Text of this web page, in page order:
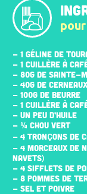
- 1 GÉLINE DE
- 1 CUILLÈRE À
- 80G DE SAINTE-
- 40G DE
- 100G DE BEURRE
- 1 CUILLÈRE À
- UN PEU D’HUILE
- ¼ CHOU VERT
- 4 TRONÇONS DE
- 4 MORCEAUX DE
NAVETS)
- 4 SIFFLETS DE
- 8 POMMES DE
- SEL ET POIVRE